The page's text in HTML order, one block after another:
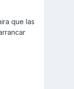
que las